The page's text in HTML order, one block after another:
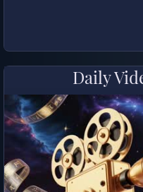
Daily